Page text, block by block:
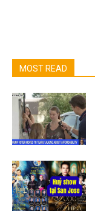
MOST READ